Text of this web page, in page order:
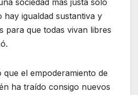
sociedad más justa solo
hay igualdad sustantiva y
para que todas vivan libres
que el empoderamiento de
ha traído consigo nuevos